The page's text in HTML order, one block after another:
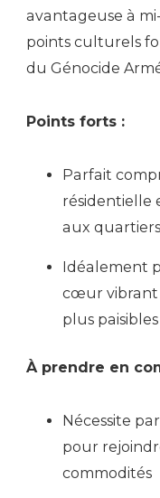
avantageuse à
points culturels
du Génocide
Points forts :
Parfait
résidentielle
aux
Idéalement
cœur vibrant
plus paisibles
À prendre en
Nécessite
pour
commodités